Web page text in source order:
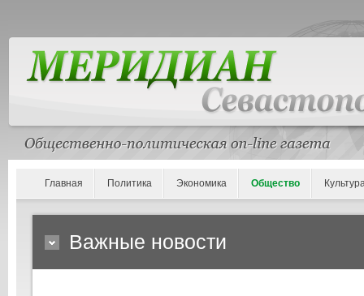
Главная Политика Экономика Общество
Важные новости